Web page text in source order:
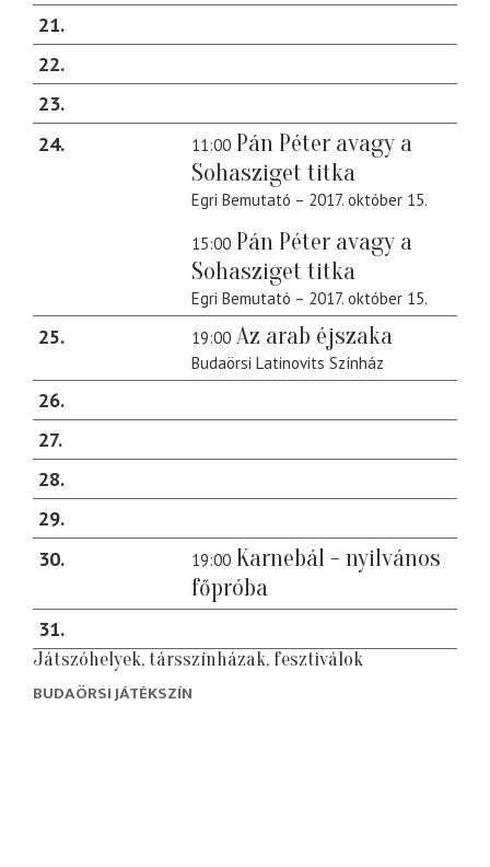
21
22
23
24
11:00 Pán Péter avagy a
Sohasziget titka
Egri Bemutató – 2017. október 15.
15:00 Pán Péter avagy a
Sohasziget titka
Egri Bemutató – 2017. október 15.
25 19:00 Az arab éjszaka
Budaörsi Latinovits Színház
26
27
28
29
30
19:00 Karnebál - nyilvános
főpróba
31
Játszóhelyek, társszínházak, fesztiválok
BUDAÖRSI JÁTÉKSZÍN